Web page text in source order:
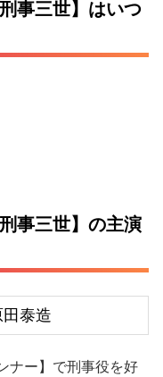
事三世】はいつ
事三世】の主演
泰造
ナー】で刑事役を好